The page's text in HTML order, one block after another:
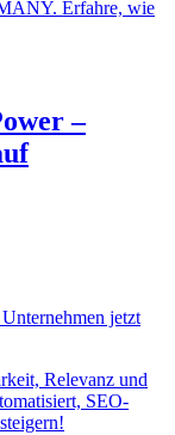
Erfahre, wie
–
Relevanz und
SEO-